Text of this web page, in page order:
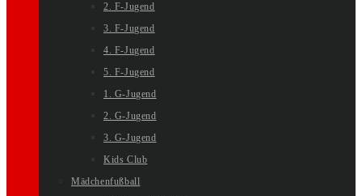
2. F-Jugend
3. F-Jugend
4. F-Jugend
5. F-Jugend
1. G-Jugend
2. G-Jugend
3. G-Jugend
Kids Club
Mädchenfußball